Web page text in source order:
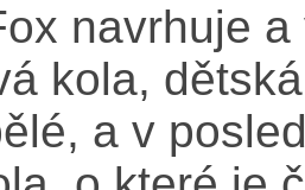
navrhuje
kola,
a v